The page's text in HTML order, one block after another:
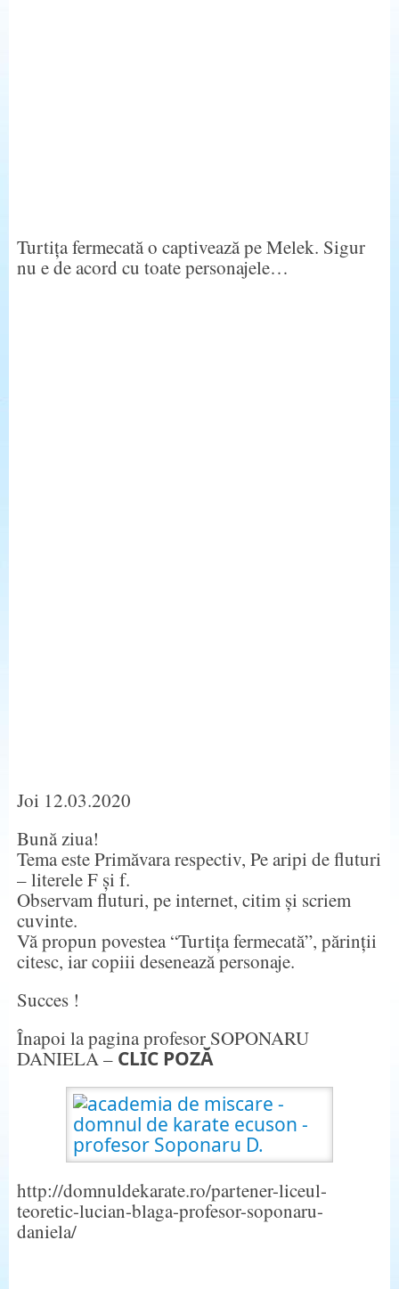
Turtița fermecată o captivează pe Melek. Sigur
nu e de acord cu toate personajele…
Joi 12.03.2020
Bună ziua!
Tema este Primăvara respectiv, Pe aripi de fluturi
– literele F și f.
Observam fluturi, pe internet, citim și scriem
cuvinte.
Vă propun povestea “Turtița fermecată”, părinții
citesc, iar copiii desenează personaje.
Succes !
Înapoi la pagina profesor SOPONARU
DANIELA – CLIC POZĂ
http://domnuldekarate.ro/partener-liceul-
teoretic-lucian-blaga-profesor-soponaru-
daniela/